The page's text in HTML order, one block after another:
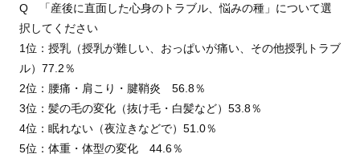
Q 「産後に直面した心身のトラブル、悩みの種」について選
択してください
1位：授乳（授乳が難しい、おっぱいが痛い、その他授乳トラブ
ル）77.2％
2位：腰痛・肩こり・腱鞘炎 56.8％
3位：髪の毛の変化（抜け毛・白髪など）53.8％
4位：眠れない（夜泣きなどで）51.0％
5位：体重・体型の変化 44.6％